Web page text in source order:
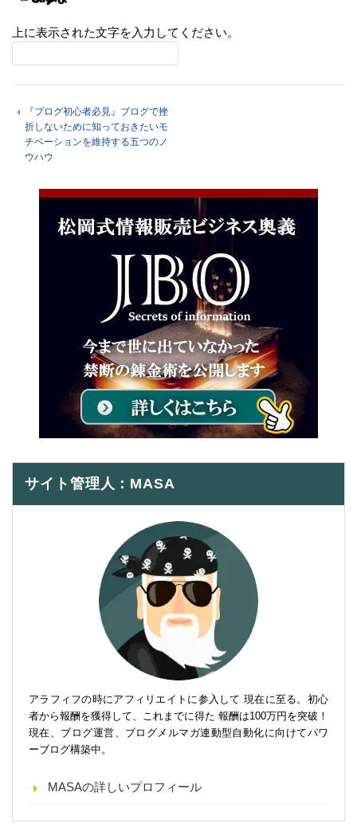
上に表示された文字を入力してください。
『ブログ初心者必見』ブログで挫
折しないために知っておきたいモ
チベーションを維持する五つのノ
ウハウ
サイト管理人：MASA
アラフィフの時にアフィリエイトに参入して 現在に至る。初心
者から報酬を獲得して、これまでに得た 報酬は100万円を突破！
現在、ブログ運営、ブログメルマガ連動型自動化に向けてパワ
ーブログ構築中。
MASAの詳しいプロフィール